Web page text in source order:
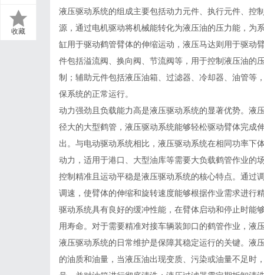
收藏
液压驱动系统的组成主要包括动力元件、执行元件、控
源，通过电机驱动将机械能转化为液压油的压力能，为
缸用于驱动鹤管臂体的伸缩运动，液压马达则用于驱动
件包括溢流阀、换向阀、节流阀等，用于控制液压油的
制；辅助元件包括液压油箱、过滤器、冷却器、油管等
保系统的正常运行。
动力强劲且负载能力高是液压驱动系统的显著优势。液
径大的大型鹤管，液压驱动系统能够轻松驱动臂体完成
出。与电动驱动系统相比，液压驱动系统在相同功率下
动力，适用于港口、大型油库等需要大负载鹤管作业的
控制精准且运动平稳是液压驱动系统的核心特点。通过
调速，使臂体的伸缩和旋转速度能够根据作业需求进行
驱动系统具有良好的缓冲性能，在臂体启动和停止时能
用寿命。对于需要精准对接车辆装卸口的鹤管作业，液
液压驱动系统的日常维护是保障其稳定运行的关键。液
的油质和油量，当液压油出现变质、污染或油量不足时